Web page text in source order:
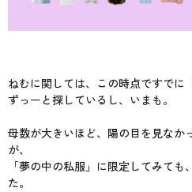
ねむに関しては、この時点ですで
ずっーと探しているし、いまも。
母数が大きいほど、陽の目を見なか
が、
「夢の中の私服」に限定してみて
た。